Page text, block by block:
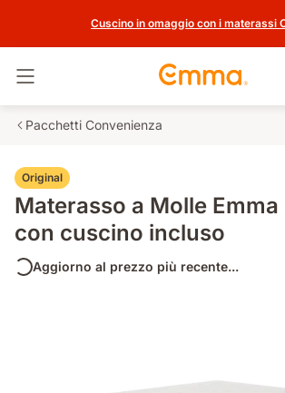
Cuscino in omaggio con i materassi
Pacchetti Convenienza
Original
Materasso a Molle
con cuscino incluso
Aggiorno al prezzo più recente...